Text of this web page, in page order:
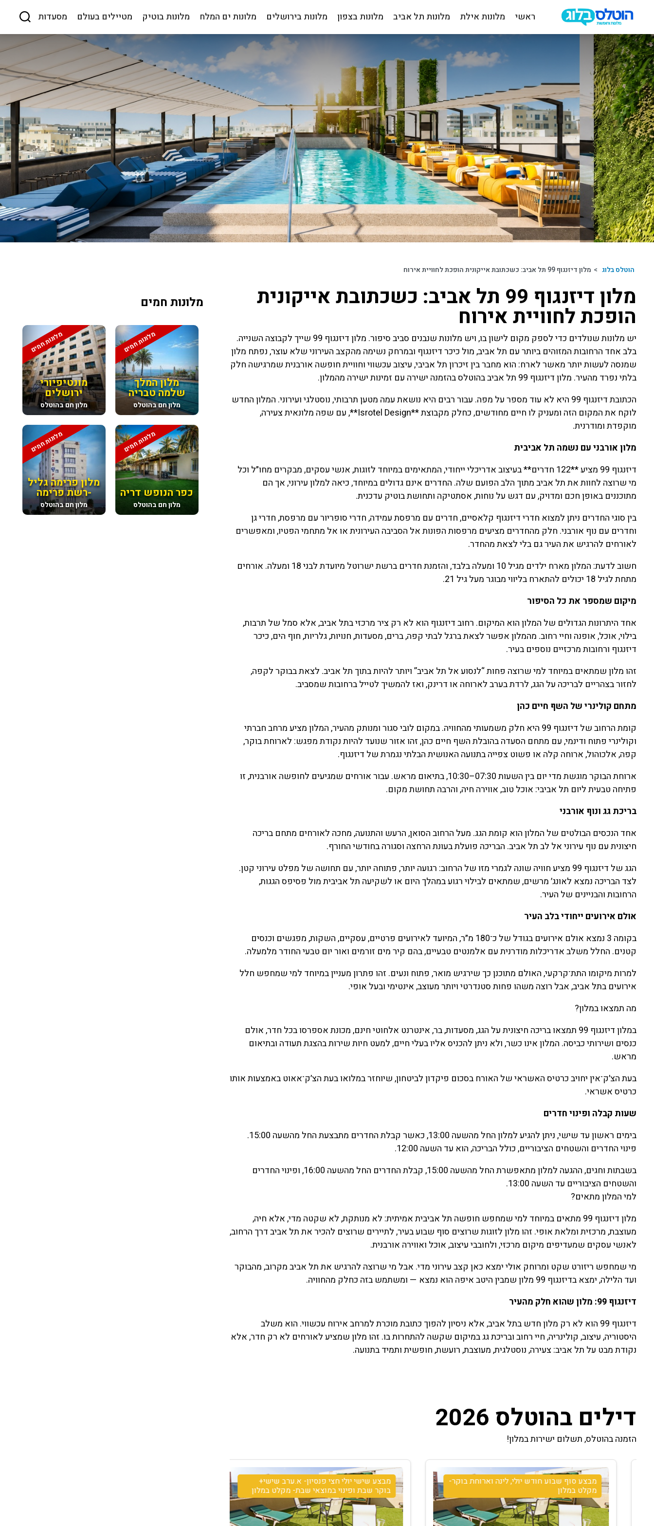
הוטלס
בלוג
ראשי מלונות אילת מלונות תל אביב מלונות בצפון מלונות בירושלים מלונות ים המלח מלונות בוטיק מטיילים בעולם מסעדות
הוטלס בלוג > מלון דיזנגוף 99 תל אביב: כשכתובת אייקונית הופכת לחוויית אירוח
מלונות חמים
מלונות חמים
מונטיפיורי
ירושלים
מלון חם בהוטלס
מלונות חמים
מלון המלך
שלמה טבריה
מלון חם בהוטלס
מלונות חמים
מלון פרימה גליל
-רשת פרימה
מלון חם בהוטלס
מלונות חמים
כפר הנופש דריה
מלון חם בהוטלס
מלון דיזנגוף 99 תל אביב: כשכתובת אייקונית
הופכת לחוויית אירוח
יש מלונות שנולדים כדי לספק מקום לישון בו, ויש מלונות שנבנים סביב סיפור. מלון דיזנגוף 99 שייך לקבוצה השנייה.
בלב אחד הרחובות המזוהים ביותר עם תל אביב, מול כיכר דיזנגוף ובמרחק נשימה מהקצב העירוני שלא עוצר, נפתח מלון
שמנסה לעשות יותר מאשר לארח: הוא מחבר בין זיכרון תל אביבי, עיצוב עכשווי וחוויית חופשה אורבנית שמרגישה חלק
בלתי נפרד מהעיר. מלון דיזנגוף 99 תל אביב בהוטלס בהזמנה ישירה עם זמינות ישירה מהמלון.
הכתובת דיזנגוף 99 היא לא עוד מספר על מפה. עבור רבים היא נושאת עמה מטען תרבותי, נוסטלגי ועירוני. המלון החדש
לוקח את המקום הזה ומעניק לו חיים מחודשים, כחלק מקבוצת **Isrotel Design**, עם שפה מלונאית צעירה,
מוקפדת ומודרנית.
מלון אורבני עם נשמה תל אביבית
דיזנגוף 99 מציע **122 חדרים** בעיצוב אדריכלי ייחודי, המתאימים במיוחד לזוגות, אנשי עסקים, מבקרים מחו״ל וכל
מי שרוצה לחוות את תל אביב מתוך הלב הפועם שלה. החדרים אינם גדולים במיוחד, כיאה למלון עירוני, אך הם
מתוכננים באופן חכם ומדויק, עם דגש על נוחות, אסתטיקה ותחושת בוטיק עדכנית.
בין סוגי החדרים ניתן למצוא חדרי דיזנגוף קלאסיים, חדרים עם מרפסת עמידה, חדרי סופריור עם מרפסת, חדרי גן
וחדרים עם נוף אורבני. חלק מהחדרים מציעים מרפסות הפונות אל הסביבה העירונית או אל מתחמי הפטיו, ומאפשרים
לאורחים להרגיש את העיר גם בלי לצאת מהחדר.
חשוב לדעת: המלון מארח ילדים מגיל 10 ומעלה בלבד, והזמנת חדרים ברשת ישרוטל מיועדת לבני 18 ומעלה. אורחים
מתחת לגיל 18 יכולים להתארח בליווי מבוגר מעל גיל 21.
מיקום שמספר את כל הסיפור
אחד היתרונות הגדולים של המלון הוא המיקום. רחוב דיזנגוף הוא לא רק ציר מרכזי בתל אביב, אלא סמל של תרבות,
בילוי, אוכל, אופנה וחיי רחוב. מהמלון אפשר לצאת ברגל לבתי קפה, ברים, מסעדות, חנויות, גלריות, חוף הים, כיכר
דיזנגוף ורחובות מרכזיים נוספים בעיר.
זהו מלון שמתאים במיוחד למי שרוצה פחות “לנסוע אל תל אביב” ויותר להיות בתוך תל אביב. לצאת בבוקר לקפה,
לחזור בצהריים לבריכה על הגג, לרדת בערב לארוחה או דרינק, ואז להמשיך לטייל ברחובות שמסביב.
מתחם קולינרי של השף חיים כהן
קומת הרחוב של דיזנגוף 99 היא חלק משמעותי מהחוויה. במקום לובי סגור ומנותק מהעיר, המלון מציע מרחב חברתי
וקולינרי פתוח ודינמי, עם מתחם הסעדה בהובלת השף חיים כהן, זהו אזור שנועד להיות נקודת מפגש: לארוחת בוקר,
קפה, אלכוהול, ארוחה קלה או פשוט צפייה בתנועה האנושית הבלתי נגמרת של דיזנגוף.
ארוחת הבוקר מוגשת מדי יום בין השעות 07:30–10:30, בתיאום מראש. עבור אורחים שמגיעים לחופשה אורבנית, זו
פתיחה טבעית ליום תל אביבי: אוכל טוב, אווירה חיה, והרבה תחושת מקום.
בריכת גג ונוף אורבני
אחד הנכסים הבולטים של המלון הוא קומת הגג. מעל הרחוב הסואן, הרעש והתנועה, מחכה לאורחים מתחם בריכה
חיצונית עם נוף עירוני אל לב תל אביב. הבריכה פועלת בעונת הרחצה וסגורה בחודשי החורף.
הגג של דיזנגוף 99 מציע חוויה שונה לגמרי מזו של הרחוב: רגועה יותר, פתוחה יותר, עם תחושה של מפלט עירוני קטן.
לצד הבריכה נמצא לאונג׳ מרשים, שמתאים לבילוי רגוע במהלך היום או לשקיעה תל אביבית מול פסיפס הגגות,
הרחובות והבניינים של העיר.
אולם אירועים ייחודי בלב העיר
בקומה 3 נמצא אולם אירועים בגודל של כ־180 מ״ר, המיועד לאירועים פרטיים, עסקיים, השקות, מפגשים וכנסים
קטנים. החלל משלב אדריכלות מודרנית עם אלמנטים טבעיים, בהם קיר מים זורמים ואור יום טבעי החודר מלמעלה.
למרות מיקומו התת־קרקעי, האולם מתוכנן כך שירגיש מואר, פתוח ונעים. זהו פתרון מעניין במיוחד למי שמחפש חלל
אירועים בתל אביב, אבל רוצה משהו פחות סטנדרטי ויותר מעוצב, אינטימי ובעל אופי.
מה תמצאו במלון?
במלון דיזנגוף 99 תמצאו בריכה חיצונית על הגג, מסעדות, בר, אינטרנט אלחוטי חינם, מכונת אספרסו בכל חדר, אולם
כנסים ושירותי כביסה. המלון אינו כשר, ולא ניתן להכניס אליו בעלי חיים, למעט חיות שירות בהצגת תעודה ובתיאום
מראש.
בעת הצ׳ק־אין יחויב כרטיס האשראי של האורח בסכום פיקדון לביטחון, שיוחזר במלואו בעת הצ׳ק־אאוט באמצעות אותו
כרטיס אשראי.
שעות קבלה ופינוי חדרים
בימים ראשון עד שישי, ניתן להגיע למלון החל מהשעה 13:00, כאשר קבלת החדרים מתבצעת החל מהשעה 15:00.
פינוי החדרים והשטחים הציבוריים, כולל הבריכה, הוא עד השעה 12:00.
בשבתות וחגים, ההגעה למלון מתאפשרת החל מהשעה 15:00, קבלת החדרים החל מהשעה 16:00, ופינוי החדרים
והשטחים הציבוריים עד השעה 13:00.
למי המלון מתאים?
מלון דיזנגוף 99 מתאים במיוחד למי שמחפש חופשה תל אביבית אמיתית: לא מנותקת, לא שקטה מדי, אלא חיה,
מעוצבת, מרכזית ומלאת אופי. זהו מלון לזוגות שרוצים סוף שבוע בעיר, לתיירים שרוצים להכיר את תל אביב דרך הרחוב,
לאנשי עסקים שמעדיפים מיקום מרכזי, ולחובבי עיצוב, אוכל ואווירה אורבנית.
מי שמחפש ריזורט שקט ומרוחק אולי ימצא כאן קצב עירוני מדי. אבל מי שרוצה להרגיש את תל אביב מקרוב, מהבוקר
ועד הלילה, ימצא בדיזנגוף 99 מלון שמבין היטב איפה הוא נמצא — ומשתמש בזה כחלק מהחוויה.
דיזנגוף 99: מלון שהוא חלק מהעיר
דיזנגוף 99 הוא לא רק מלון חדש בתל אביב, אלא ניסיון להפוך כתובת מוכרת למרחב אירוח עכשווי. הוא משלב
היסטוריה, עיצוב, קולינריה, חיי רחוב ובריכת גג במיקום שקשה להתחרות בו. זהו מלון שמציע לאורחים לא רק חדר, אלא
נקודת מבט על תל אביב: צעירה, נוסטלגית, מעוצבת, רועשת, חופשית ותמיד בתנועה.
דילים בהוטלס 2026
הזמנה בהוטלס, תשלום ישירות במלון!
מבצע סוף שבוע חודש יולי, לינה וארוחת בוקר-
מקלט במלון
מבצע שישי יולי חצי פנסיון- א.ערב שישי+
בוקר שבת ופינוי במוצאי שבת- מקלט במלון